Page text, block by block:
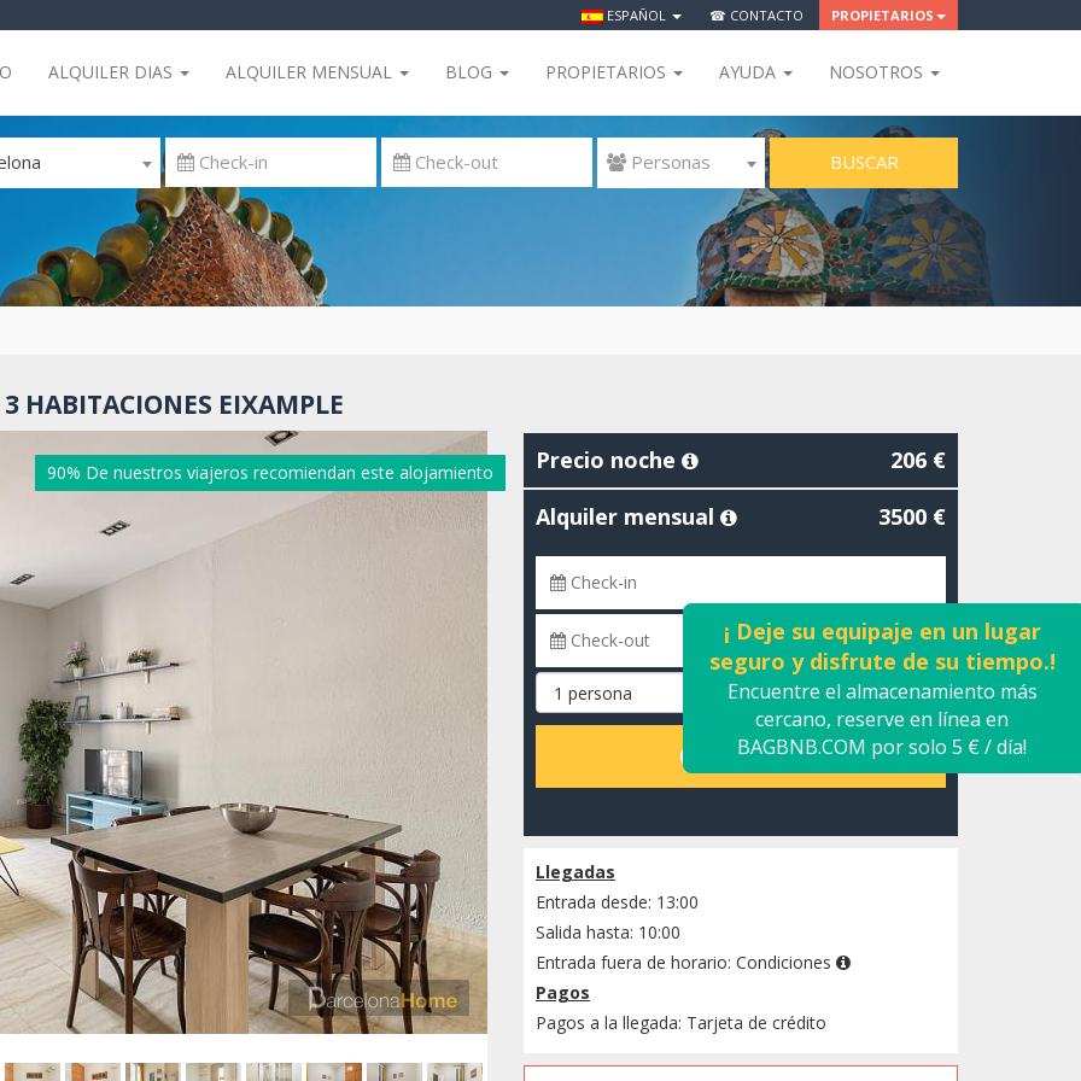
ESPAÑOL ☎ CONTACTO PROPIETARIOS
ALQUILER DIAS ALQUILER MENSUAL BLOG PROPIETARIOS AYUDA NOSOTROS
 Personas BUSCAR
Precio noche
206 €
Alquiler mensual
3500 €
CALCULAR
Llegadas
Entrada desde: 13:00
Salida hasta: 10:00
Entrada fuera de horario: Condiciones
Pagos
Pagos a la llegada: Tarjeta de crédito
HABITACIONES EIXAMPLE
90% De nuestros viajeros recomiendan este alojamiento
¡ Deje su equipaje en un lugar
seguro y disfrute de su tiempo.!
Encuentre el almacenamiento más
cercano, reserve en línea en
BAGBNB.COM por solo 5 € / día!